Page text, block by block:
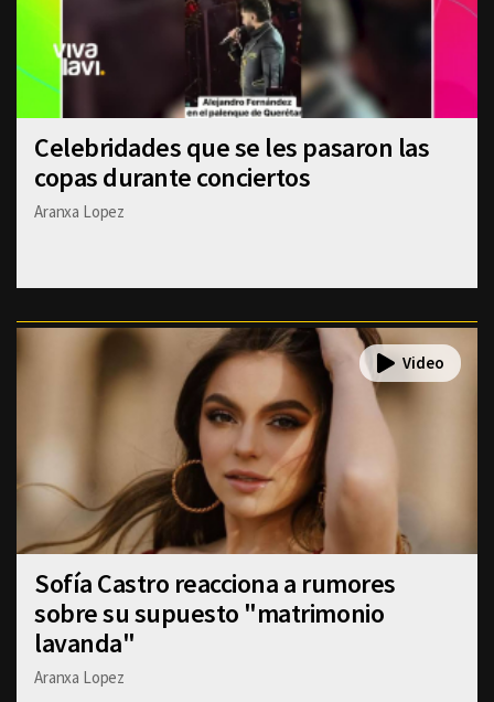
Celebridades que se les pasaron las
copas durante conciertos
Aranxa Lopez
Sofía Castro reacciona a rumores
sobre su supuesto "matrimonio
lavanda"
Aranxa Lopez